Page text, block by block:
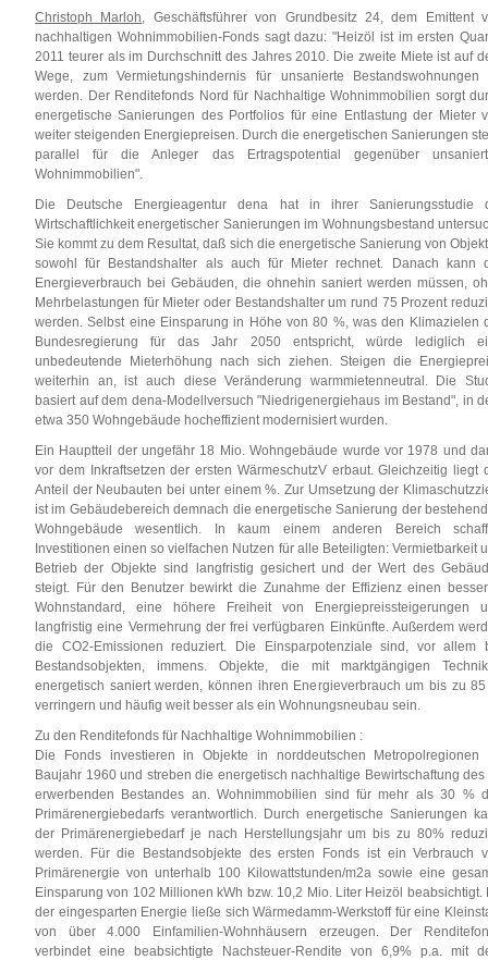
Christoph Marloh, Geschäftsführer von Grundbesitz 24, dem Emittent
nachhaltigen Wohnimmobilien-Fonds sagt dazu: "Heizöl ist im ersten
2011 teurer als im Durchschnitt des Jahres 2010. Die zweite Miete ist auf
Wege, zum Vermietungshindernis für unsanierte Bestandswohnungen
werden. Der Renditefonds Nord für Nachhaltige Wohnimmobilien sorgt
energetische Sanierungen des Portfolios für eine Entlastung der Mieter
weiter steigenden Energiepreisen. Durch die energetischen Sanierungen
parallel für die Anleger das Ertragspotential gegenüber
Wohnimmobilien".
Die Deutsche Energieagentur dena hat in ihrer Sanierungsstudie
Wirtschaftlichkeit energetischer Sanierungen im Wohnungsbestand
Sie kommt zu dem Resultat, daß sich die energetische Sanierung von
sowohl für Bestandshalter als auch für Mieter rechnet. Danach kann
Energieverbrauch bei Gebäuden, die ohnehin saniert werden müssen,
Mehrbelastungen für Mieter oder Bestandshalter um rund 75 Prozent
werden. Selbst eine Einsparung in Höhe von 80 %, was den Klimazielen
Bundesregierung für das Jahr 2050 entspricht, würde lediglich
unbedeutende Mieterhöhung nach sich ziehen. Steigen die
weiterhin an, ist auch diese Veränderung warmmietenneutral. Die
basiert auf dem dena-Modellversuch "Niedrigenergiehaus im Bestand", in
etwa 350 Wohngebäude hocheffizient modernisiert wurden.
Ein Hauptteil der ungefähr 18 Mio. Wohngebäude wurde vor 1978 und
vor dem Inkraftsetzen der ersten WärmeschutzV erbaut. Gleichzeitig liegt
Anteil der Neubauten bei unter einem %. Zur Umsetzung der
ist im Gebäudebereich demnach die energetische Sanierung der
Wohngebäude wesentlich. In kaum einem anderen Bereich
Investitionen einen so vielfachen Nutzen für alle Beteiligten: Vermietbarkeit
Betrieb der Objekte sind langfristig gesichert und der Wert des
steigt. Für den Benutzer bewirkt die Zunahme der Effizienz einen
Wohnstandard, eine höhere Freiheit von Energiepreissteigerungen
langfristig eine Vermehrung der frei verfügbaren Einkünfte. Außerdem
die CO2-Emissionen reduziert. Die Einsparpotenziale sind, vor allem
Bestandsobjekten, immens. Objekte, die mit marktgängigen
energetisch saniert werden, können ihren Energieverbrauch um bis zu
verringern und häufig weit besser als ein Wohnungsneubau sein.
Zu den Renditefonds für Nachhaltige Wohnimmobilien :
Die Fonds investieren in Objekte in norddeutschen Metropolregionen
Baujahr 1960 und streben die energetisch nachhaltige Bewirtschaftung des
erwerbenden Bestandes an. Wohnimmobilien sind für mehr als 30 %
Primärenergiebedarfs verantwortlich. Durch energetische Sanierungen
der Primärenergiebedarf je nach Herstellungsjahr um bis zu 80%
werden. Für die Bestandsobjekte des ersten Fonds ist ein Verbrauch
Primärenergie von unterhalb 100 Kilowattstunden/m2a sowie eine
Einsparung von 102 Millionen kWh bzw. 10,2 Mio. Liter Heizöl beabsichtigt.
der eingesparten Energie ließe sich Wärmedamm-Werkstoff für eine
von über 4.000 Einfamilien-Wohnhäusern erzeugen. Der
verbindet eine beabsichtigte Nachsteuer-Rendite von 6,9% p.a. mit